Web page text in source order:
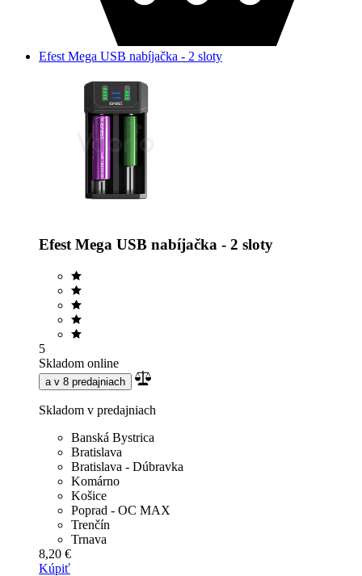
Efest Mega USB nabíjačka - 2 sloty
Efest Mega USB nabíjačka - 2 sloty
5
Skladom online
a v 8 predajniach
Skladom v predajniach
Banská Bystrica
Bratislava
Bratislava - Dúbravka
Komárno
Košice
Poprad - OC MAX
Trenčín
Trnava
8,20 €
Kúpiť